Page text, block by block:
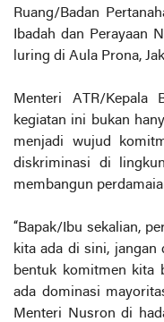
Ruang/Badan
Ibadah dan Perayaan
luring di Aula Prona,
Menteri ATR/Kepala
kegiatan ini bukan
menjadi wujud
diskriminasi di
membangun
“Bapak/Ibu sekalian,
kita ada di sini, jangan
bentuk komitmen kita
ada dominasi
Menteri Nusron di